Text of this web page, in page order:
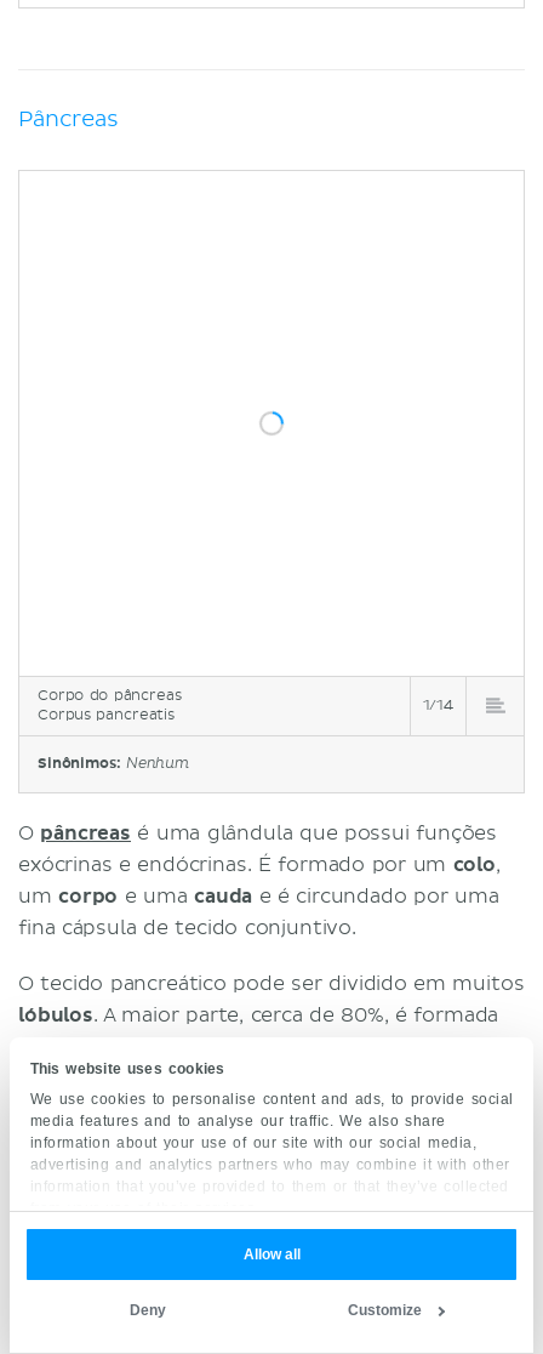
This website uses cookies
We use cookies to personalise content and ads, to provide social
media features and to analyse our traffic. We also share
information about your use of our site with our social media,
advertising and analytics partners who may combine it with other
information that you’ve provided to them or that they’ve collected
from your use of their services.
Allow all
Customize
Deny
Pâncreas
Corpo do pâncreas
Corpus pancreatis
1/14
Sinônimos: Nenhum
O pâncreas é uma glândula que possui funções
exócrinas e endócrinas. É formado por um colo,
umcorpo e umacauda e é circundado por uma
fina cápsula de tecido conjuntivo.
O tecido pancreático pode ser dividido em muitos
lóbulos. A maior parte, cerca de 80%, é formada
compõem o componente exócrino do órgão.
Essas células produzem enzimas digestivas que
são secretadas nostúbulos acinares. Esses canais
drenam paraductos intralobularese
interlobularesmaiores, e por fim para oducto
pancreáticoe o duodeno. As enzimas do suco
agem na digestão de gorduras, proteínas e